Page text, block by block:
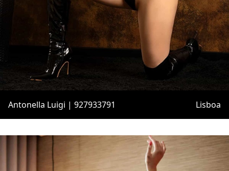
Antonella Luigi | 927933791 Lisboa